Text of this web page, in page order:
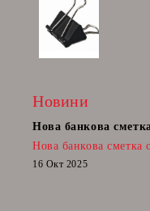
Новини
Нова банкова
Нова банкова сметка
16 Окт 2025